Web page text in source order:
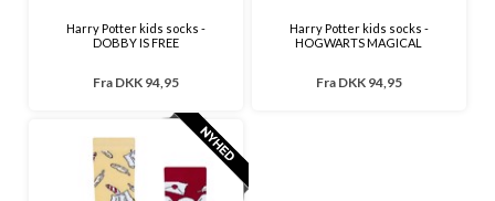
Harry Potter kids socks -
DOBBY IS FREE
Fra DKK 94,95
Harry Potter kids socks -
HOGWARTS MAGICAL
Fra DKK 94,95